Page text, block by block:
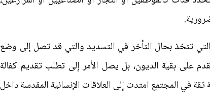
تتخذ بحال التأخر في التسديد والتي قد تصل إلى وضع
على بقية الديون، بل يصل الأمر إلى تطلب تقديم كفالة
في المجتمع امتدت إلى العلاقات الإنسانية المقدسة داخل